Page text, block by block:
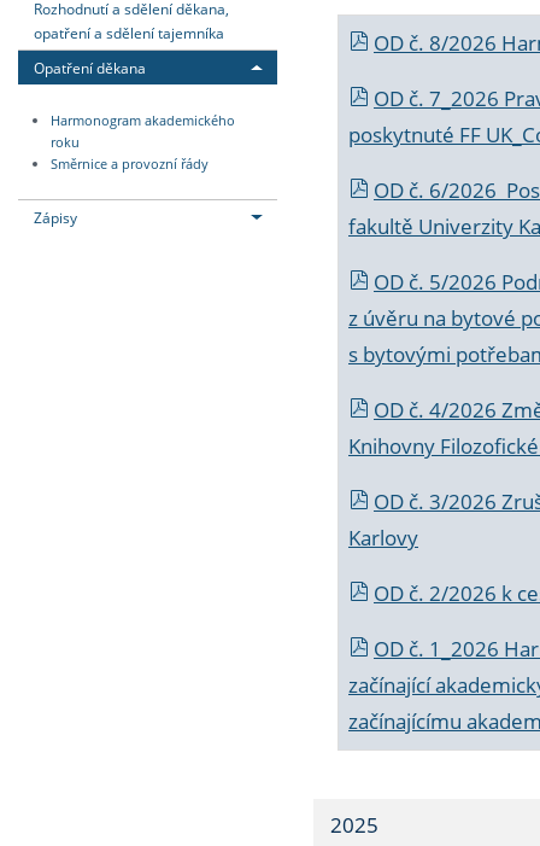
Rozhodnutí a sdělení děkana,
opatření a sdělení tajemníka
Opatření děkana
Harmonogram akademického
roku
Směrnice a provozní řády
Zápisy
OD č. 8/2026
OD č. 7_2026
poskytnuté FF
OD č. 6/2026
fakultě Univerzity
OD č. 5/2026
z úvěru na bytové
s bytovými
OD č. 4/2026
Knihovny
OD č. 3/2026
Karlovy
OD č. 2/2026 k
OD č. 1_2026
začínající
začínajícímu
2025